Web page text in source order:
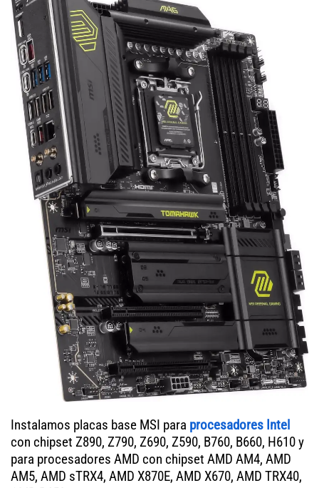
Instalamos placas base MSI para procesadores Intel
con chipset Z890, Z790, Z690, Z590, B760, B660, H610 y
para procesadores AMD con chipset AMD AM4, AMD
AM5, AMD sTRX4, AMD X870E, AMD X670, AMD TRX40,